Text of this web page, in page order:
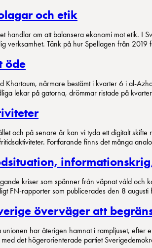
och etik
handlar om att balansera ekonomi mot etik. I
verksamhet. Tänk på hur Spellagen från
öde
Khartoum, närmare bestämt i kvarter 6 i al-
lekar på gatorna, drömmar ristade på
och på senare år kan vi tyda ett digitalt
Fortfarande finns det många
kriser som spänner från väpnat våld och
FN-rapporter som publicerades den 8
överväger att
har återigen hamnat i rampljuset,
det högerorienterade partiet